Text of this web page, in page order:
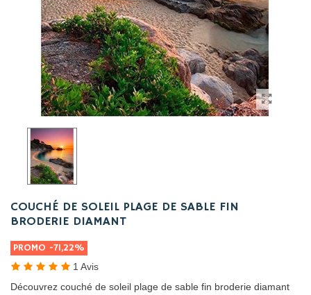
COUCHÉ DE SOLEIL PLAGE DE SABLE FIN
BRODERIE DIAMANT
PROMO -71,22%
1 Avis
Découvrez couché de soleil plage de sable fin broderie diamant